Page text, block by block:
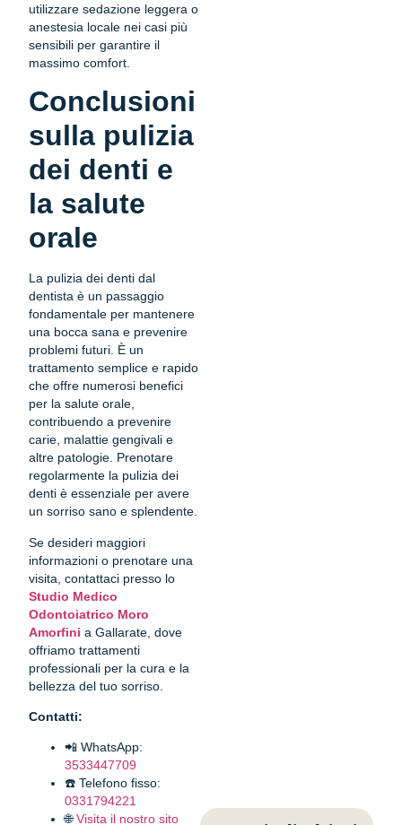
utilizzare sedazione leggera o
anestesia locale nei casi più
sensibili per garantire il
massimo comfort.
Conclusioni
sulla pulizia
dei denti e
la salute
orale
La pulizia dei denti dal
dentista è un passaggio
fondamentale per mantenere
una bocca sana e prevenire
problemi futuri. È un
trattamento semplice e rapido
che offre numerosi benefici
per la salute orale,
contribuendo a prevenire
carie, malattie gengivali e
altre patologie. Prenotare
regolarmente la pulizia dei
denti è essenziale per avere
un sorriso sano e splendente.
Se desideri maggiori
informazioni o prenotare una
visita, contattaci presso lo
Studio Medico
Odontoiatrico Moro
Amorfini a Gallarate, dove
offriamo trattamenti
professionali per la cura e la
bellezza del tuo sorriso.
Contatti:
📲 WhatsApp:
3533447709
☎️ Telefono fisso:
0331794221
🌐Visita il nostro sito